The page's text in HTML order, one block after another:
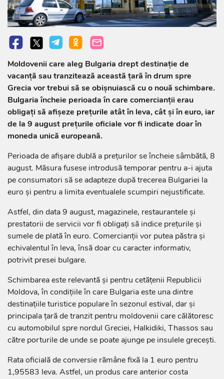
Moldovenii care aleg Bulgaria drept destinație de
vacanță sau tranzitează această țară în drum spre
Grecia vor trebui să se obișnuiască cu o nouă schimbare.
Bulgaria încheie perioada în care comercianții erau
obligați să afișeze prețurile atât în leva, cât și în euro, iar
de la 9 august prețurile oficiale vor fi indicate doar în
moneda unică europeană.
Perioada de afișare dublă a prețurilor se încheie sâmbătă, 8
august. Măsura fusese introdusă temporar pentru a-i ajuta
pe consumatori să se adapteze după trecerea Bulgariei la
euro și pentru a limita eventualele scumpiri nejustificate.
Astfel, din data 9 august, magazinele, restaurantele și
prestatorii de servicii vor fi obligați să indice prețurile și
sumele de plată în euro. Comercianții vor putea păstra și
echivalentul în leva, însă doar cu caracter informativ,
potrivit presei bulgare.
Schimbarea este relevantă și pentru cetățenii Republicii
Moldova, în condițiile în care Bulgaria este una dintre
destinațiile turistice populare în sezonul estival, dar și
principala țară de tranzit pentru moldovenii care călătoresc
cu automobilul spre nordul Greciei, Halkidiki, Thassos sau
către porturile de unde se poate ajunge pe insulele grecești.
Rata oficială de conversie rămâne fixă la 1 euro pentru
1,95583 leva. Astfel, un produs care anterior costa